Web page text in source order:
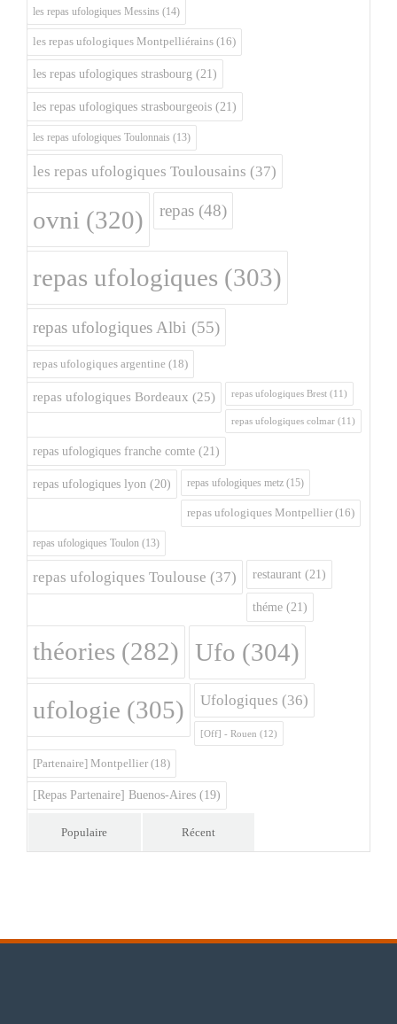
les repas ufologiques Messins (14)
les repas ufologiques Montpelliérains (16)
les repas ufologiques strasbourg (21)
les repas ufologiques strasbourgeois (21)
les repas ufologiques Toulonnais (13)
les repas ufologiques Toulousains (37)
ovni (320) repas (48)
repas ufologiques (303)
repas ufologiques Albi (55)
repas ufologiques argentine (18)
repas ufologiques Bordeaux (25) repas ufologiques Brest (11)
repas ufologiques colmar (11)
repas ufologiques franche comte (21)
repas ufologiques lyon (20) repas ufologiques metz (15)
repas ufologiques Montpellier (16)
repas ufologiques Toulon (13)
repas ufologiques Toulouse (37) restaurant (21)
théme (21)
théories (282) Ufo (304)
ufologie (305) Ufologiques (36)
[Off] - Rouen (12)
[Partenaire] Montpellier (18)
[Repas Partenaire] Buenos-Aires (19)
Populaire Récent